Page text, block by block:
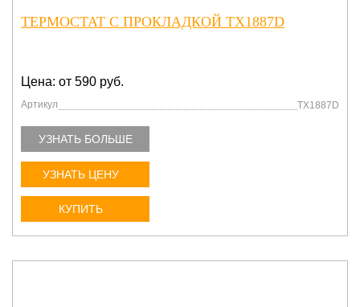
ТЕРМОСТАТ С ПРОКЛАДКОЙ TX1887D
Цена: от 590 руб.
Артикул TX1887D
УЗНАТЬ БОЛЬШЕ
УЗНАТЬ ЦЕНУ
КУПИТЬ